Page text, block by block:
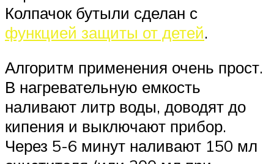
Колпачок бутыли сделан с
функцией защиты от детей.
Алгоритм применения очень прост.
В нагревательную емкость
наливают литр воды, доводят до
кипения и выключают прибор.
Через 5-6 минут наливают 150 мл